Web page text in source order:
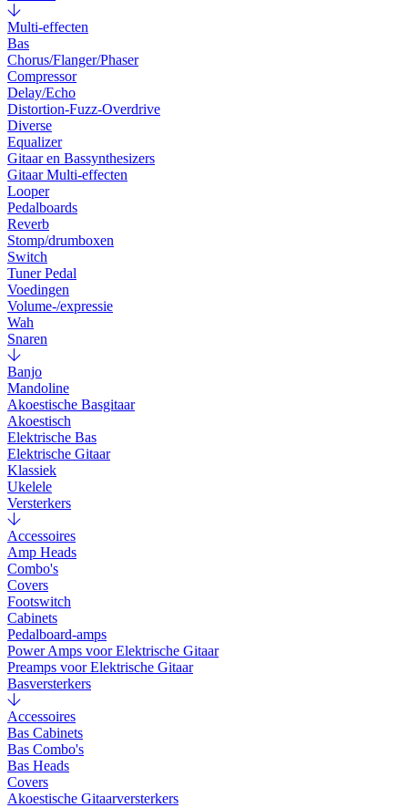
Multi-effecten
Bas
Chorus/Flanger/Phaser
Compressor
Delay/Echo
Distortion-Fuzz-Overdrive
Diverse
Equalizer
Gitaar en Bassynthesizers
Gitaar Multi-effecten
Looper
Pedalboards
Reverb
Stomp/drumboxen
Switch
Tuner Pedal
Voedingen
Volume-/expressie
Wah
Snaren
Banjo
Mandoline
Akoestische Basgitaar
Akoestisch
Elektrische Bas
Elektrische Gitaar
Klassiek
Ukelele
Versterkers
Accessoires
Amp Heads
Combo's
Covers
Footswitch
Cabinets
Pedalboard-amps
Power Amps voor Elektrische Gitaar
Preamps voor Elektrische Gitaar
Basversterkers
Accessoires
Bas Cabinets
Bas Combo's
Bas Heads
Covers
Akoestische Gitaarversterkers